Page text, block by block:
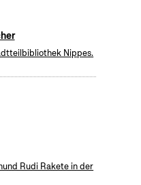
Nippes.
Rudi Rakete in der